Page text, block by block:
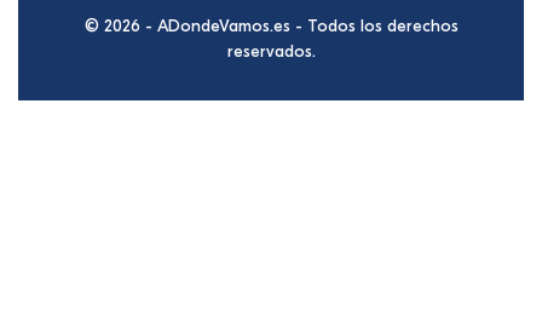
© 2026 - ADondeVamos.es - Todos los derechos
reservados.